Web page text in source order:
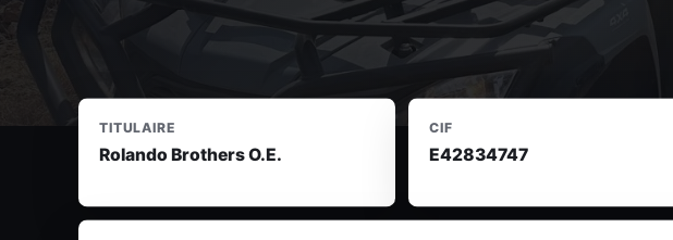
TITULAIRE
Rolando Brothers O.E.
CIF
E42834747